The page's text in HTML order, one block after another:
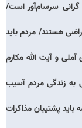
گرانی سرسام‌آور است/
هستند/ مردم باید
آملی و آیت الله مکارم
به زندگی مردم آسیب
باید پشتیبان مذاکرات